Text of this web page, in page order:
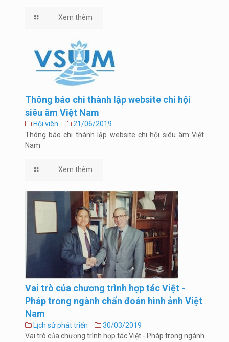
Xem thêm
Thông báo chi thành lập website chi hội
siêu âm Việt Nam
Hội viên
21/06/2019
Thông báo chi thành lập website chi hội siêu âm Việt
Nam
Xem thêm
Vai trò của chương trình hợp tác Việt -
Pháp trong ngành chẩn đoán hình ảnh Việt
Nam
Lịch sử phát triển
30/03/2019
Vai trò của chương trình hợp tác Việt - Pháp trong ngành